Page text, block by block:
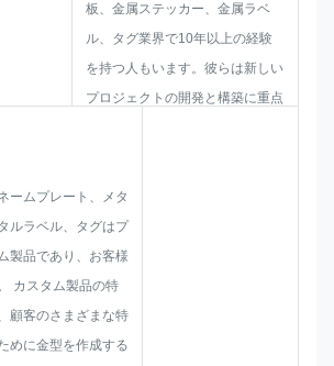
板、金属ステッカー、金属ラベ
ル、タグ業界で10年以上の経験
を持つ人もいます。彼らは新しい
プロジェクトの開発と構築に重点
ームプレート、メタ
ルラベル、タグはプ
製品であり、お客様
カスタム製品の特
顧客のさまざまな特
めに金型を作成する